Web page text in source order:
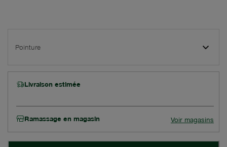
Pointure
Livraison estimée
Ramassage en magasin Voir magasins